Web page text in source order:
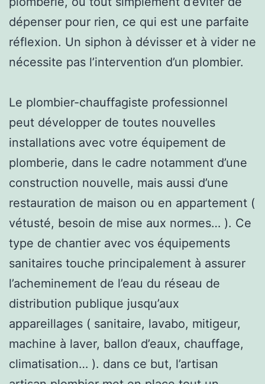
dépenser pour rien, ce qui est une parfaite
réflexion. Un siphon à dévisser et à vider ne
nécessite pas l’intervention d’un plombier.
Le plombier-chauffagiste professionnel
peut développer de toutes nouvelles
installations avec votre équipement de
plomberie, dans le cadre notamment d’une
construction nouvelle, mais aussi d’une
restauration de maison ou en appartement (
vétusté, besoin de mise aux normes… ). Ce
type de chantier avec vos équipements
sanitaires touche principalement à assurer
l’acheminement de l’eau du réseau de
distribution publique jusqu’aux
appareillages ( sanitaire, lavabo, mitigeur,
machine à laver, ballon d’eaux, chauffage,
climatisation… ). dans ce but, l’artisan